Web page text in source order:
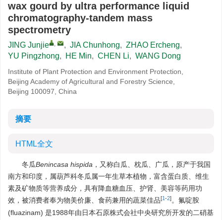
wax gourd by ultra performance liquid
chromatography-tandem mass
spectrometry
JING Junjie , , JIA Chunhong, ZHAO Ercheng,
YU Pingzhong, HE Min, CHEN Li, WANG Dong
Institute of Plant Protection and Environment Protection,
Beijing Academy of Agricultural and Forestry Science,
Beijing 100097, China
摘要
HTML全文
冬瓜Benincasa hispida ，又称白瓜、枕瓜、广瓜，原产于我国
南方和印度，属葫芦科冬瓜属一年生草本植物，富含蛋白质、维生
素及矿物质等营养成分，具有降血糖血压、护肾、美容等药用功
效，被消费者奉为物美价廉、食药兼用的蔬菜佳品[1-2]。氟啶胺
(fluazinam) 是1988年由日本石原株式会社中央研究所开发的二硝基